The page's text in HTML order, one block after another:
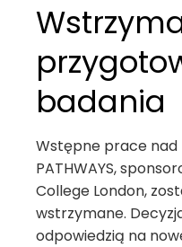
badania
Wstępne prace
PATHWAYS,
College London,
wstrzymane.
odpowiedzią na